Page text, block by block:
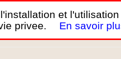
et
privee.
En savoir